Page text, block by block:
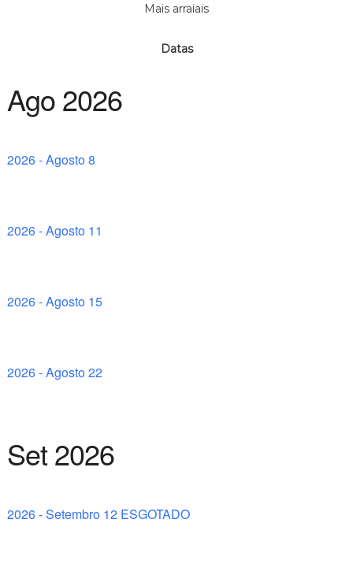
Mais arraiais
Datas
Ago 2026
2026 - Agosto 8
2026 - Agosto 11
2026 - Agosto 15
2026 - Agosto 22
Set 2026
2026 - Setembro 12 ESGOTADO